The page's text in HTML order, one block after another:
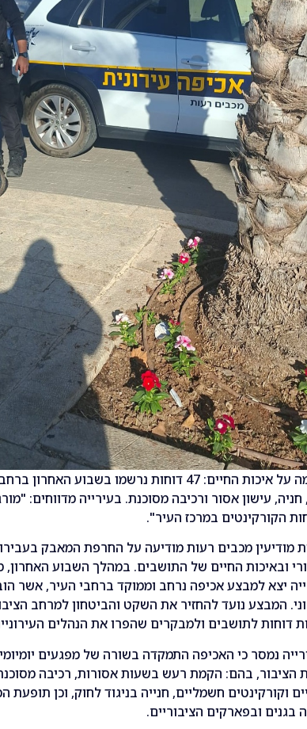
מלחמה על איכות החיים: 47 דוחות נרשמו בשבוע
עישון אסור ורכיבה מסוכנת. בעירייה מדווחים:
הקורקינטים במרכז העיר".
מודיעין מכבים רעות מודיעה על החרפת המאבק
ובאיכות החיים של התושבים. במהלך השבוע האחרון,
יצא למבצע אכיפה נרחב וממוקד ברחבי העיר, אשר
המבצע נועד להחזיר את השקט והביטחון למרחב
דוחות לתושבים ולמבקרים שהפרו את הנהלים
נמסר כי האכיפה התמקדה בשורה של מפגעים
הציבור, בהם: הקמת רעש בשעות אסורות, רכיבה
וקורקינטים חשמליים, חנייה בניגוד לחוק, וכן
בגנים ובפארקים הציבוריים.